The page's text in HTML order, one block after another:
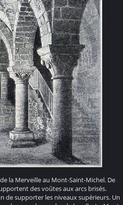
la Merveille au Mont-Saint-Michel. De
des voûtes aux arcs brisés.
de supporter les niveaux supérieurs. Un